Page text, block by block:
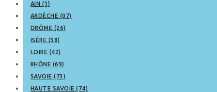
AIN (1)
ARDÈCHE (07)
DRÔME (26)
ISÈRE (38)
LOIRE (42)
RHÔNE (69)
SAVOIE (73)
HAUTE SAVOIE (74)